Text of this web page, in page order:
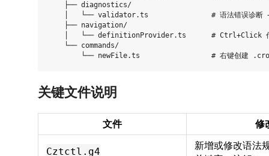
    ├── diagnostics/
│   └── validator.ts               # 语法错误诊断
    ├── navigation/
│   └── definitionProvider.ts      # Ctrl+Click 代
    └── commands/
关键文件说明
文件 修
Cztctl.g4
新增或修改语法